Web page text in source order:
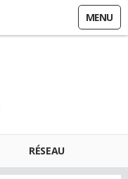
MENU
RÉSEAU